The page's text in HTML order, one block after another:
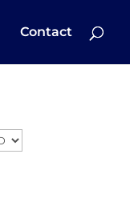
Contact